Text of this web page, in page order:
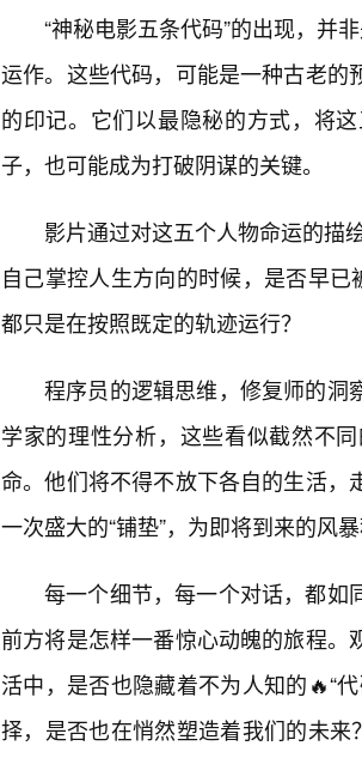
“神秘电影五条代码”的出现，并
运作。这些代码，可能是一种古老的
的印记。它们以最隐秘的方式，将
子，也可能成为打破阴谋的关键。
影片通过对这五个人物命运的描
自己掌控人生方向的时候，是否早
都只是在按照既定的轨迹运行？
程序员的逻辑思维，修复师的洞
学家的理性分析，这些看似截然不
命。他们将不得不放下各自的生活，
一次盛大的“铺垫”，为即将到来的风暴
每一个细节，每一个对话，都如
前方将是怎样一番惊心动魄的旅程
活中，是否也隐藏着不为人知的🔥“
择，是否也在悄然塑造着我们的未来